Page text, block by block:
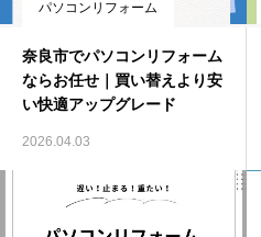
パソコンリフォーム
奈良市でパソコンリフォーム
ならお任せ｜買い替えより安
い快適アップグレード
2026.04.03